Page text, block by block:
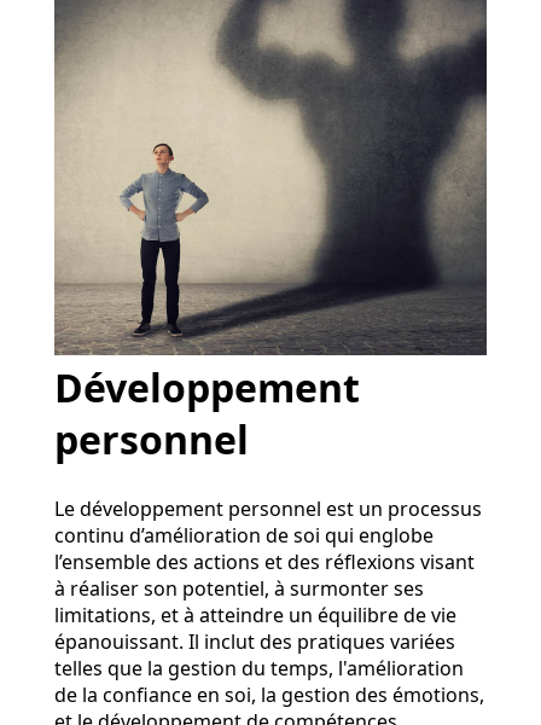
Développement
personnel
Le développement personnel est un processus
continu d’amélioration de soi qui englobe
l’ensemble des actions et des réflexions visant
à réaliser son potentiel, à surmonter ses
limitations, et à atteindre un équilibre de vie
épanouissant. Il inclut des pratiques variées
telles que la gestion du temps, l'amélioration
de la confiance en soi, la gestion des émotions,